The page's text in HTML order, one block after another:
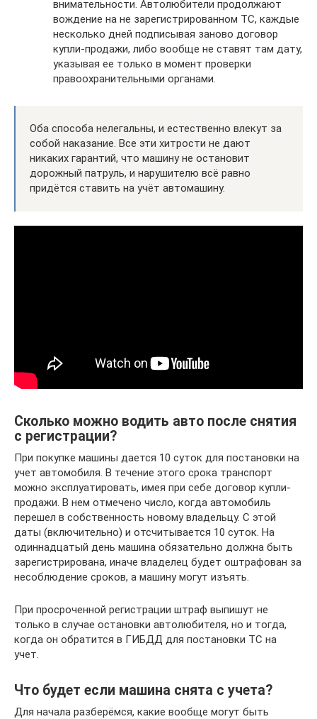
внимательности. Автолюбители продолжают
вождение на не зарегистрированном ТС, каждые
несколько дней подписывая заново договор
купли-продажи, либо вообще не ставят там дату,
указывая ее только в момент проверки
правоохранительными органами.
Оба способа нелегальны, и естественно влекут за
собой наказание. Все эти хитрости не дают
никаких гарантий, что машину не остановит
дорожный патруль, и нарушителю всё равно
придётся ставить на учёт автомашину.
Сколько можно водить авто после снятия
с регистрации?
При покупке машины дается 10 суток для постановки на
учет автомобиля. В течение этого срока транспорт
можно эксплуатировать, имея при себе договор купли-
продажи. В нем отмечено число, когда автомобиль
перешел в собственность новому владельцу. С этой
даты (включительно) и отсчитывается 10 суток. На
одиннадцатый день машина обязательно должна быть
зарегистрирована, иначе владелец будет оштрафован за
несоблюдение сроков, а машину могут изъять.
При просроченной регистрации штраф выпишут не
только в случае остановки автолюбителя, но и тогда,
когда он обратится в ГИБДД для постановки ТС на
учет.
Что будет если машина снята с учета?
Для начала разберёмся, какие вообще могут быть